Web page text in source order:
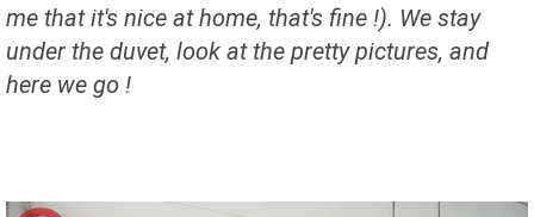
me that it's nice at home, that's fine !). We stay
under the duvet, look at the pretty pictures, and
here we go !